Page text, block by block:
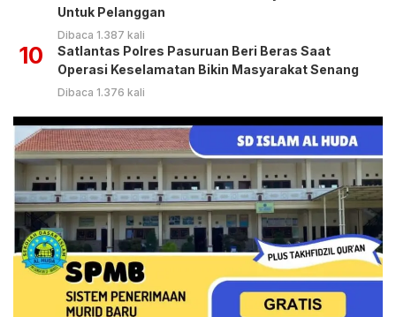
Untuk Pelanggan
Dibaca 1.387 kali
10
Satlantas Polres Pasuruan Beri Beras Saat
Operasi Keselamatan Bikin Masyarakat Senang
Dibaca 1.376 kali